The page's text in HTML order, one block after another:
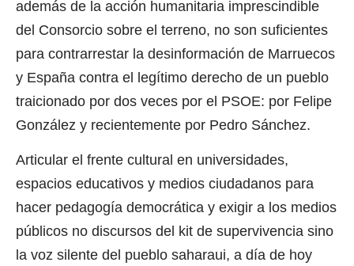
además de la acción humanitaria imprescindible
del Consorcio sobre el terreno, no son suficientes
para contrarrestar la desinformación de Marruecos
y España contra el legítimo derecho de un pueblo
traicionado por dos veces por el PSOE: por Felipe
González y recientemente por Pedro Sánchez.
Articular el frente cultural en universidades,
espacios educativos y medios ciudadanos para
hacer pedagogía democrática y exigir a los medios
públicos no discursos del kit de supervivencia sino
la voz silente del pueblo saharaui, a día de hoy